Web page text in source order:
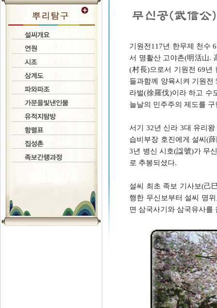
기원전117년 한무제 천수
서 명활산 고야촌(明活山.
(村長)으로서 기원전 69년
들과함께 양육시켜 기원전
라벌(徐羅伐)이라 하고 수
늘날의 민주주의 제도를
서기 32년 신라 3대 유리
습비부장 호진에게 설씨(
3년 병신 시호(諡號)가 무
로 추봉되셨다.
설씨 최초 족보 기사보(己
행한 무신보부터 설씨 명
면 삼국사기와 삼국유사를